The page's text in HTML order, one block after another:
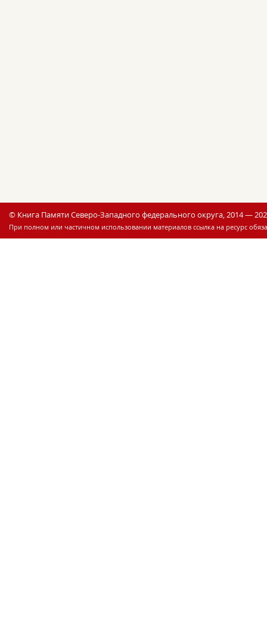
© Книга Памяти Северо-Западного федерального округа, 2014 —
При полном или частичном использовании материалов ссылка на ресурс